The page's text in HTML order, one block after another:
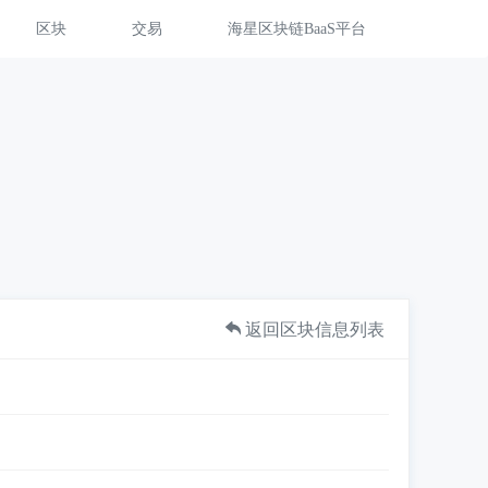
区块 交易 海星区块链BaaS平台
返回区块信息列表